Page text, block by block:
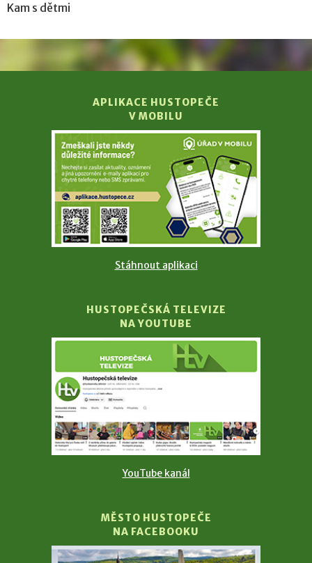
Kam s dětmi
APLIKACE HUSTOPEČE
V MOBILU
Stáhnout aplikaci
HUSTOPEČSKÁ TELEVIZE
NA YOUTUBE
YouTube kanál
MĚSTO HUSTOPEČE
NA FACEBOOKU